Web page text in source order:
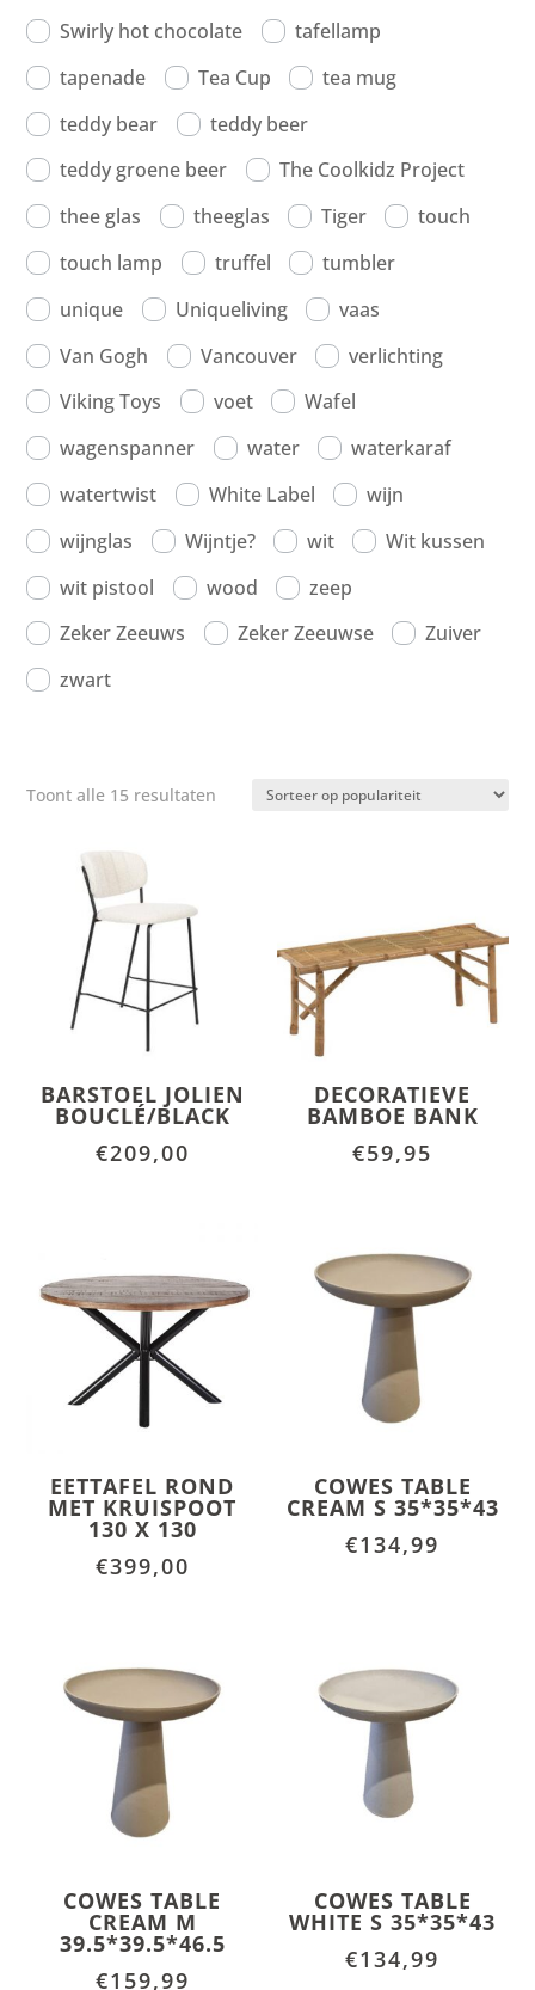
Swirly hot chocolate
tafellamp
tapenade
Tea Cup
tea mug
teddy bear
teddy beer
teddy groene beer
The Coolkidz Project
thee glas
theeglas Tiger
touch
touch lamp
truffel
tumbler
unique
Uniqueliving
vaas
Van Gogh
Vancouver
verlichting
Viking Toys
voet
Wafel
wagenspanner
water
waterkaraf
watertwist
White Label
wijn
wijnglas
Wijntje? wit
Wit kussen
wit pistool
wood
zeep
Zeker Zeeuws
Zeker Zeeuwse
Zuiver
zwart
Toont alle 15 resultaten Gesorteerd
BARSTOEL JOLIEN
BOUCLÉ/BLACK
€209,00
DECORATIEVE
BAMBOE BANK
€59,95
EETTAFEL ROND
MET KRUISPOOT
130 X 130
€399,00
COWES TABLE
CREAM S 35*35*43
€134,99
COWES TABLE
CREAM M
39.5*39.5*46.5
€159,99
COWES TABLE
WHITE S 35*35*43
€134,99